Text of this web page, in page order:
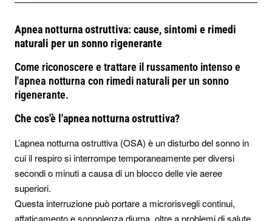
Apnea notturna ostruttiva: cause, sintomi e rimedi
naturali per un sonno rigenerante
Come riconoscere e trattare il russamento intenso e
l'apnea notturna con rimedi naturali per un sonno
rigenerante.
Che cos'è l'apnea notturna ostruttiva?
L’apnea notturna ostruttiva (OSA) è un disturbo del sonno in
cui il respiro si interrompe temporaneamente per diversi
secondi o minuti a causa di un blocco delle vie aeree
superiori.
Questa interruzione può portare a microrisvegli continui,
affaticamento e sonnolenza diurna, oltre a problemi di salute